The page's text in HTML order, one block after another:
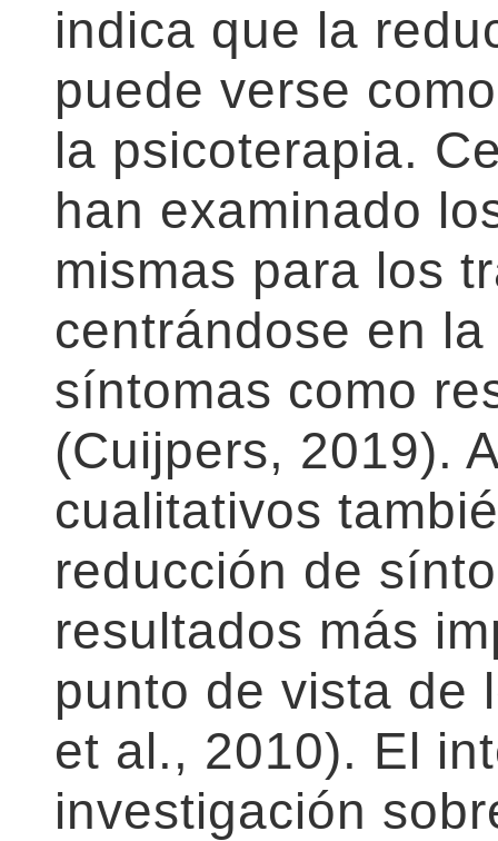
indica que la
puede verse
la psicoterapia.
han examinado
mismas para los
centrándose en
síntomas como
(Cuijpers, 2019).
cualitativos
reducción de
resultados más
punto de vista de
et al., 2010). El
investigación